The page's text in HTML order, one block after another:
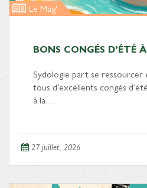
Le Mag'
BONS CONGÉS D’ÉTÉ
Sydologie part se ressourcer
tous d’excellents congés
à la…
27 juillet, 2026